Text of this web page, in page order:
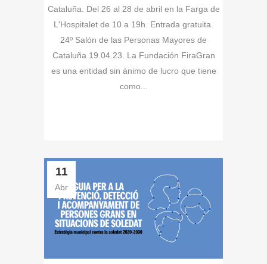
Cataluña. Del 26 al 28 de abril en la Farga de
L'Hospitalet de 10 a 19h. Entrada gratuita.
24º Salón de las Personas Mayores de
Cataluña 19.04.23. La Fundación FiraGran
es una entidad sin ánimo de lucro que tiene
como...
11
Abr